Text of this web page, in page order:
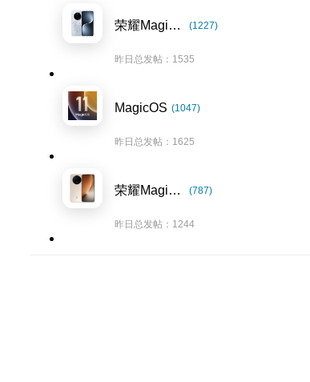
荣耀Magic7系列 (1227)
昨日总发帖：1535
MagicOS (1047)
昨日总发帖：1625
荣耀Magic8系列 (787)
昨日总发帖：1244